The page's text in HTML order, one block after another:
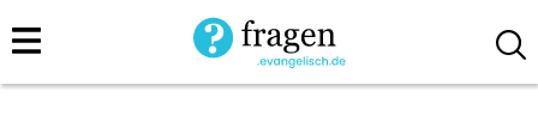
Direkt
zum